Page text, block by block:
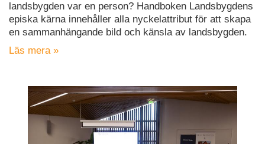
landsbygden var en person? Handboken Landsbygdens
episka kärna innehåller alla nyckelattribut för att skapa
en sammanhängande bild och känsla av landsbygden.
Läs mera »